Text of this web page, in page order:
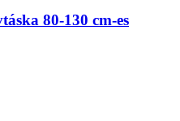
80-130 cm-es